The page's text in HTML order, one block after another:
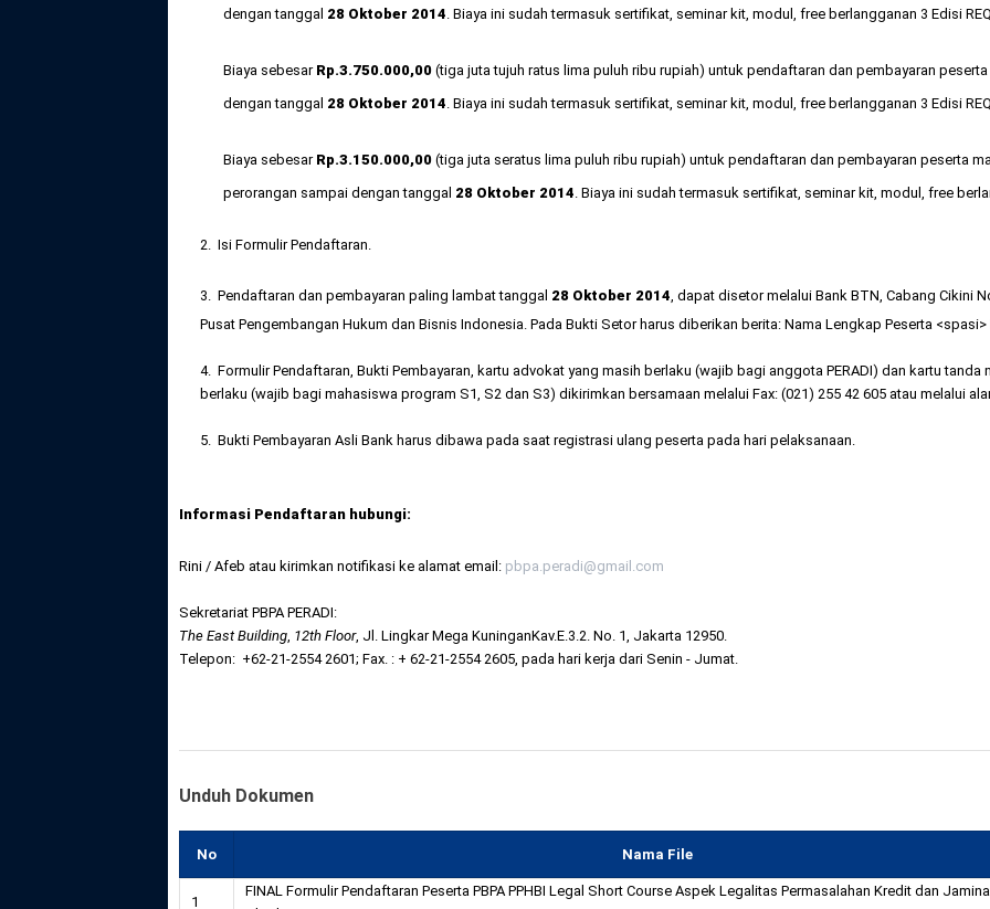
dengan tanggal 28 Oktober 2014. Biaya ini sudah termasuk sertifikat, seminar kit, modul, free berlangganan 3 Edisi
Biaya sebesar Rp.3.750.000,00 (tiga juta tujuh ratus lima puluh ribu rupiah) untuk pendaftaran dan pembayaran
dengan tanggal 28 Oktober 2014. Biaya ini sudah termasuk sertifikat, seminar kit, modul, free berlangganan 3 Edisi
Biaya sebesar Rp.3.150.000,00 (tiga juta seratus lima puluh ribu rupiah) untuk pendaftaran dan pembayaran peserta
perorangan sampai dengan tanggal 28 Oktober 2014. Biaya ini sudah termasuk sertifikat, seminar kit, modul, free
2. Isi Formulir Pendaftaran.
3. Pendaftaran dan pembayaran paling lambat tanggal 28 Oktober 2014, dapat disetor melalui Bank BTN, Cabang Cikini
Pusat Pengembangan Hukum dan Bisnis Indonesia. Pada Bukti Setor harus diberikan berita: Nama Lengkap Peserta <spasi>
4. Formulir Pendaftaran, Bukti Pembayaran, kartu advokat yang masih berlaku (wajib bagi anggota PERADI) dan kartu
berlaku (wajib bagi mahasiswa program S1, S2 dan S3) dikirimkan bersamaan melalui Fax: (021) 255 42 605 atau melalui
5. Bukti Pembayaran Asli Bank harus dibawa pada saat registrasi ulang peserta pada hari pelaksanaan.
Informasi Pendaftaran hubungi:
Rini / Afeb atau kirimkan notifikasi ke alamat email: pbpa.peradi@gmail.com
Sekretariat PBPA PERADI:
The East Building, 12th Floor, Jl. Lingkar Mega KuninganKav.E.3.2. No. 1, Jakarta 12950.
Telepon: +62-21-2554 2601; Fax. : + 62-21-2554 2605, pada hari kerja dari Senin - Jumat.
Unduh Dokumen
No Nama File
1
FINAL Formulir Pendaftaran Peserta PBPA PPHBI Legal Short Course Aspek Legalitas Permasalahan Kredit dan